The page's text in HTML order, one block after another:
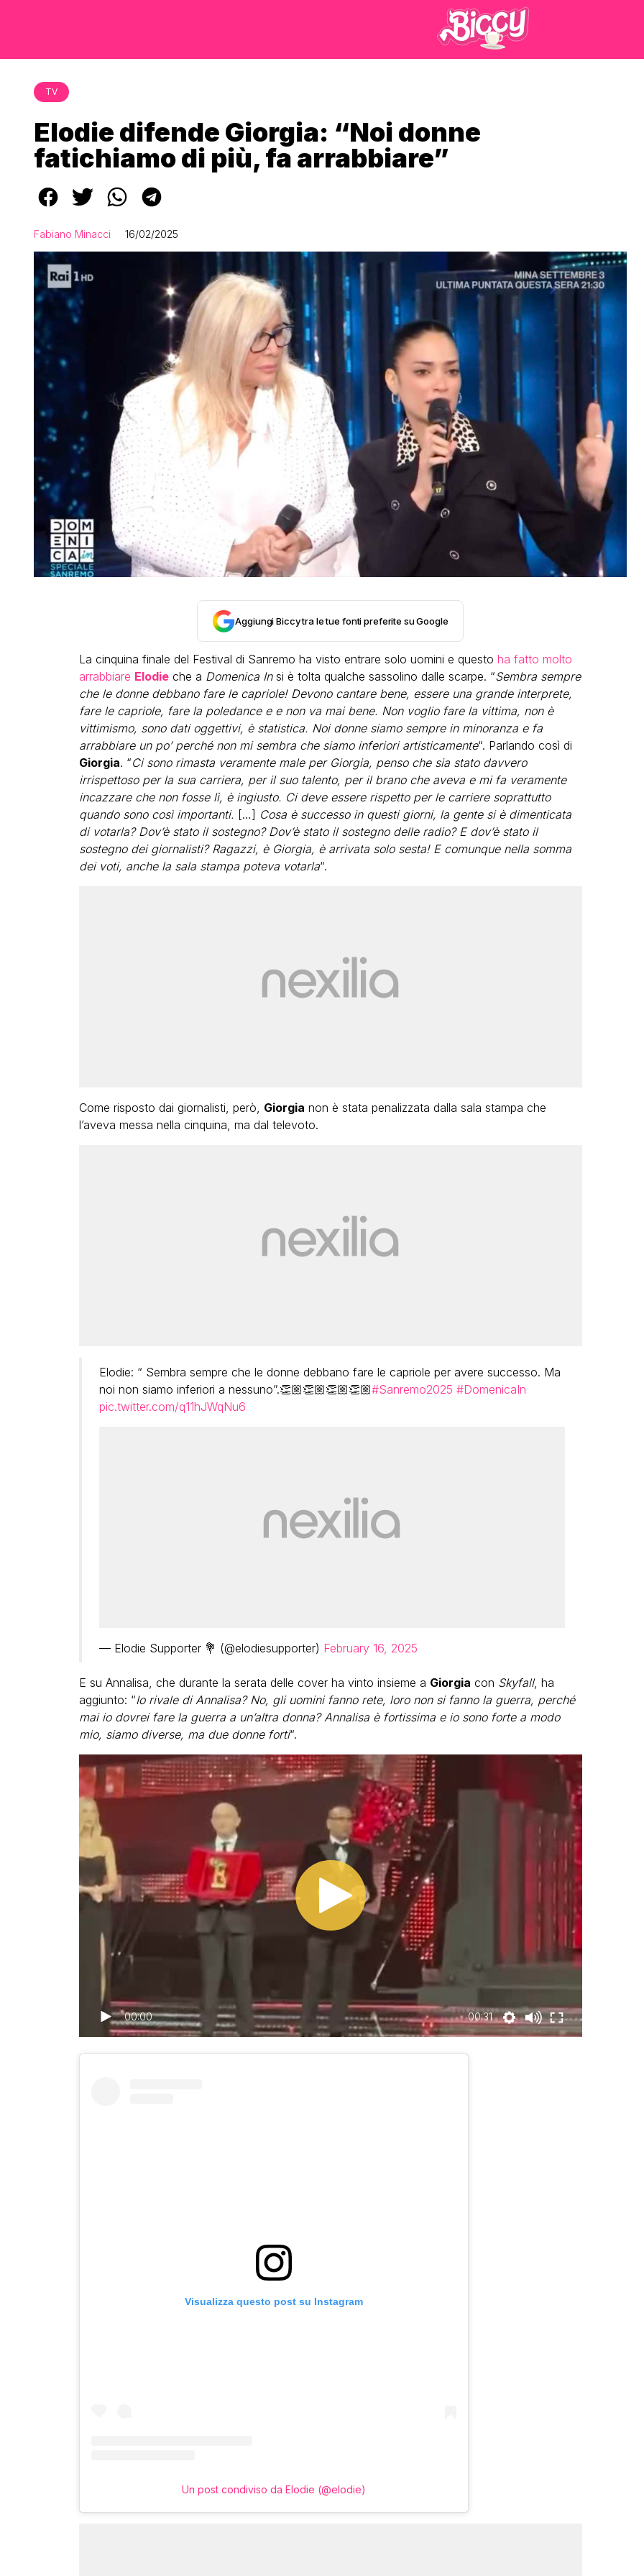
TV
Elodie difende Giorgia: “Noi donne
fatichiamo di più, fa arrabbiare”
Fabiano Minacci 16/02/2025
Aggiungi Biccy tra le tue fonti preferite su Google
La cinquina finale del Festival di Sanremo ha visto entrare solo uomini e questo ha fatto molto
arrabbiare Elodieche a Domenica Insi è tolta qualche sassolino dalle scarpe. “Sembra sempre
che le donne debbano fare le capriole! Devono cantare bene, essere una grande interprete,
fare le capriole, fare la poledance e e non va mai bene. Non voglio fare la vittima, non è
vittimismo, sono dati oggettivi, è statistica. Noi donne siamo sempre in minoranza e fa
arrabbiare un po’ perché non mi sembra che siamo inferiori artisticamente“. Parlando così di
Giorgia. “Ci sono rimasta veramente male per Giorgia, penso che sia stato davvero
irrispettoso per la sua carriera, per il suo talento, per il brano che aveva e mi fa veramente
incazzare che non fosse lì, è ingiusto. Ci deve essere rispetto per le carriere soprattutto
quando sono così importanti. […] Cosa è successo in questi giorni, la gente si è dimenticata
di votarla? Dov’è stato il sostegno? Dov’è stato il sostegno delle radio? E dov’è stato il
sostegno dei giornalisti? Ragazzi, è Giorgia, è arrivata solo sesta! E comunque nella somma
dei voti, anche la sala stampa poteva votarla“.
Come risposto dai giornalisti, però, Giorgia non è stata penalizzata dalla sala stampa che
l’aveva messa nella cinquina, ma dal televoto.
Elodie: “ Sembra sempre che le donne debbano fare le capriole per avere successo. Ma
noi non siamo inferiori a nessuno”.👏🏼👏🏼👏🏼👏🏼#Sanremo2025 #DomenicaIn
pic.twitter.com/q11hJWqNu6
— Elodie Supporter 💐 (@elodiesupporter) February 16, 2025
E su Annalisa, che durante la serata delle cover ha vinto insieme a Giorgia con Skyfall, ha
aggiunto: “Io rivale di Annalisa? No, gli uomini fanno rete, loro non si fanno la guerra, perché
mai io dovrei fare la guerra a un’altra donna? Annalisa è fortissima e io sono forte a modo
mio, siamo diverse, ma due donne forti“.
00:00 00:31
Visualizza questo post su Instagram
Un post condiviso da Elodie (@elodie)
LGBT
Bambola Star, la festa di
compleanno con tutte le grandi
dive compie 15 anni: il video
completo